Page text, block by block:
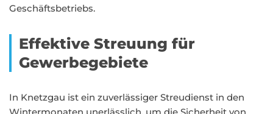
Geschäftsbetriebs.
Effektive Streuung für
Gewerbegebiete
In Knetzgau ist ein zuverlässiger Streudienst in den